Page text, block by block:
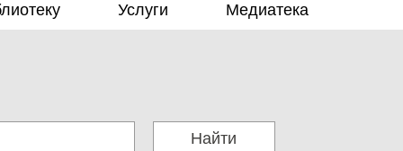
Услуги Медиатека
Найти